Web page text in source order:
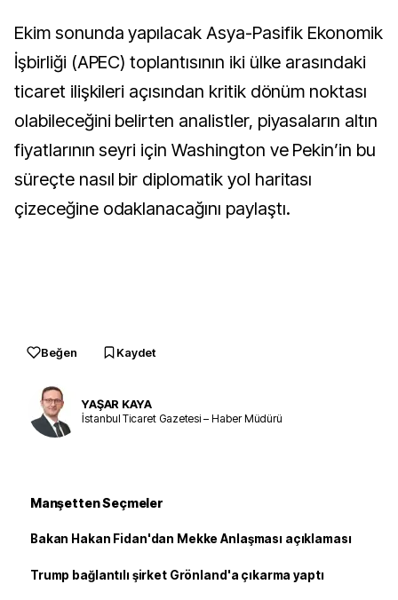
Ekim sonunda yapılacak Asya-Pasifik Ekonomik
İşbirliği (APEC) toplantısının iki ülke arasındaki
ticaret ilişkileri açısından kritik dönüm noktası
olabileceğini belirten analistler, piyasaların altın
fiyatlarının seyri için Washington ve Pekin’in bu
süreçte nasıl bir diplomatik yol haritası
çizeceğine odaklanacağını paylaştı.
Beğen Kaydet
YAŞAR KAYA
İstanbul Ticaret Gazetesi – Haber Müdürü
Manşetten Seçmeler
Bakan Hakan Fidan'dan Mekke Anlaşması açıklaması
Trump bağlantılı şirket Grönland'a çıkarma yaptı